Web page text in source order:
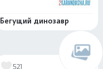
Бегущий динозавр
521